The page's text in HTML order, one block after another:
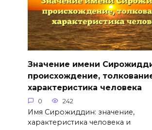
Значение имени
происхождение,
характеристика человека
0 242
Имя Сирожиддин: значение,
характеристика человека и